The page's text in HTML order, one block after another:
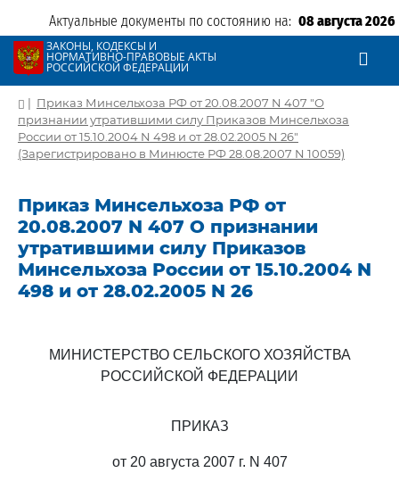
Актуальные документы по состоянию на: 08 августа 2026
ЗАКОНЫ, КОДЕКСЫ И
НОРМАТИВНО-ПРАВОВЫЕ АКТЫ
РОССИЙСКОЙ ФЕДЕРАЦИИ
| Приказ Минсельхоза РФ от 20.08.2007 N 407 "О
признании утратившими силу Приказов Минсельхоза
России от 15.10.2004 N 498 и от 28.02.2005 N 26"
(Зарегистрировано в Минюсте РФ 28.08.2007 N 10059)
Приказ Минсельхоза РФ от
20.08.2007 N 407 О признании
утратившими силу Приказов
Минсельхоза России от 15.10.2004 N
498 и от 28.02.2005 N 26
МИНИСТЕРСТВО СЕЛЬСКОГО ХОЗЯЙСТВА
РОССИЙСКОЙ ФЕДЕРАЦИИ
ПРИКАЗ
от 20 августа 2007 г. N 407